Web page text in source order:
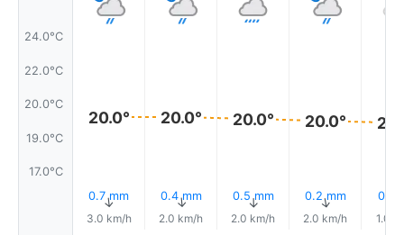
24.0°C
22.0°C
20.0°C
19.0°C
17.0°C
20.0°
0.7 mm
↑
3.0 km/h
20.0°
0.4 mm
↑
2.0 km/h
20.0°
0.5 mm
↑
2.0 km/h
20.0°
0.2 mm
↑
2.0 km/h
0.1
1.0